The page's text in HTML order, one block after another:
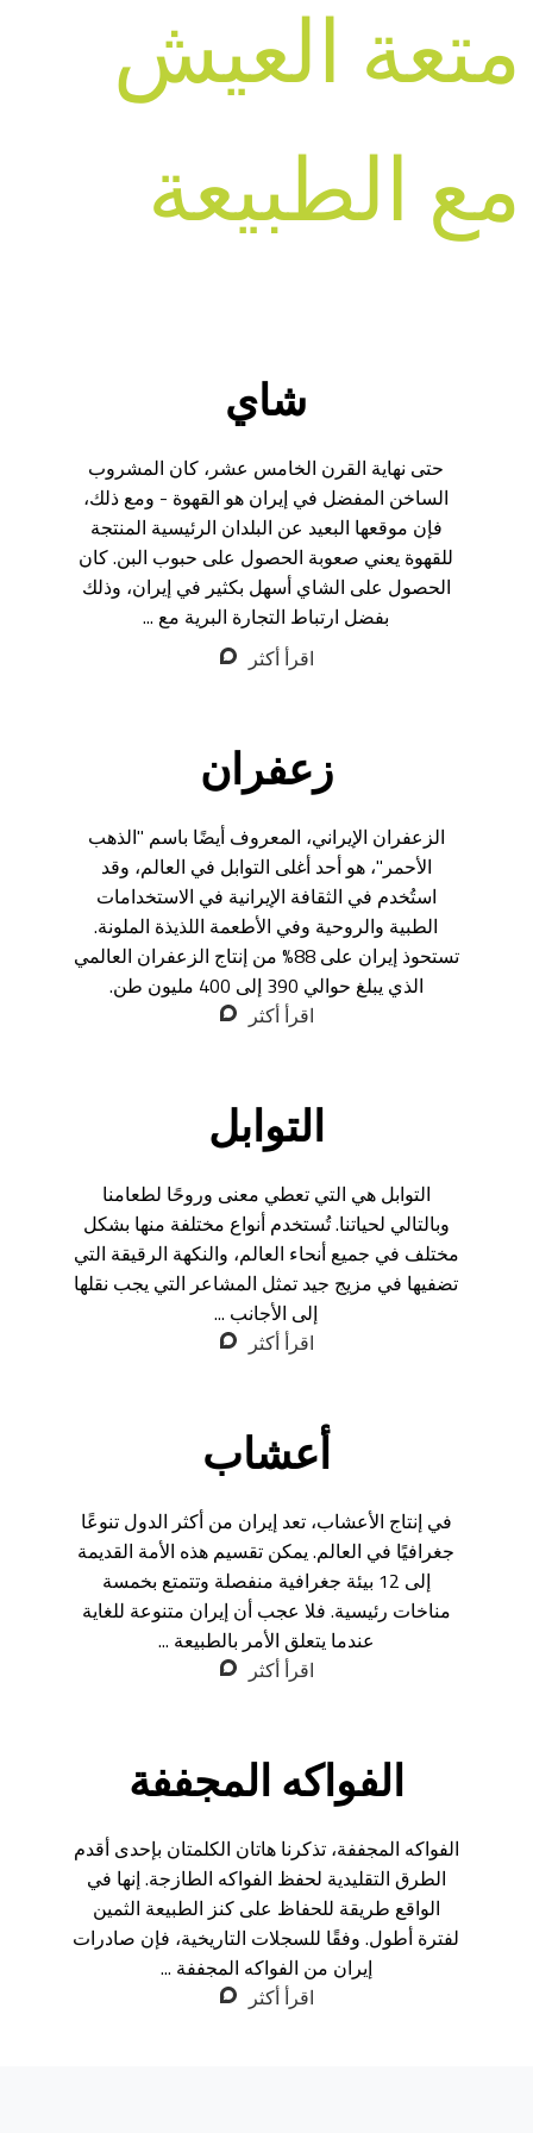
متعة العيش
مع الطبيعة
شاي
حتى نهاية القرن الخامس عشر، كان المشروب
الساخن المفضل في إيران هو القهوة - ومع ذلك،
فإن موقعها البعيد عن البلدان الرئيسية المنتجة
للقهوة يعني صعوبة الحصول على حبوب البن. كان
الحصول على الشاي أسهل بكثير في إيران، وذلك
بفضل ارتباط التجارة البرية مع ...
اقرأ أكثر
زعفران
الزعفران الإيراني، المعروف أيضًا باسم "الذهب
الأحمر"، هو أحد أغلى التوابل في العالم، وقد
استُخدم في الثقافة الإيرانية في الاستخدامات
الطبية والروحية وفي الأطعمة اللذيذة الملونة.
تستحوذ إيران على 88% من إنتاج الزعفران العالمي
الذي يبلغ حوالي 390 إلى 400 مليون طن.
اقرأ أكثر
التوابل
التوابل هي التي تعطي معنى وروحًا لطعامنا
وبالتالي لحياتنا. تُستخدم أنواع مختلفة منها بشكل
مختلف في جميع أنحاء العالم، والنكهة الرقيقة التي
تضفيها في مزيج جيد تمثل المشاعر التي يجب نقلها
إلى الأجانب ...
اقرأ أكثر
أعشاب
في إنتاج الأعشاب، تعد إيران من أكثر الدول تنوعًا
جغرافيًا في العالم. يمكن تقسيم هذه الأمة القديمة
إلى 12 بيئة جغرافية منفصلة وتتمتع بخمسة
مناخات رئيسية. فلا عجب أن إيران متنوعة للغاية
عندما يتعلق الأمر بالطبيعة ...
اقرأ أكثر
الفواكه المجففة
الفواكه المجففة، تذكرنا هاتان الكلمتان بإحدى أقدم
الطرق التقليدية لحفظ الفواكه الطازجة. إنها في
الواقع طريقة للحفاظ على كنز الطبيعة الثمين
لفترة أطول. وفقًا للسجلات التاريخية، فإن صادرات
إيران من الفواكه المجففة ...
اقرأ أكثر